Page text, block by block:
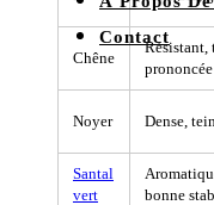
Contact
Chêne
Résistant,
prononcée
Noyer Dense,
Santal
vert
bonne